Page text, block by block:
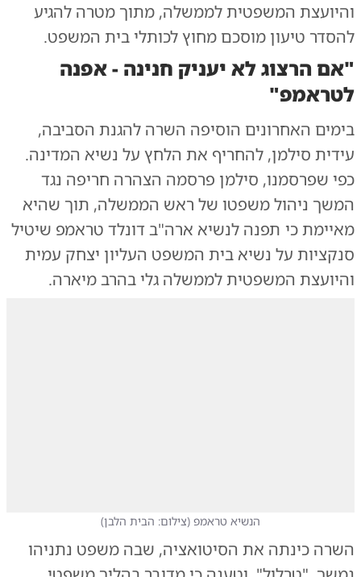
והיועצת המשפטית לממשלה, מתוך מטרה להגיע
להסדר טיעון מוסכם מחוץ לכותלי בית המשפט.
"אם הרצוג לא יעניק חנינה - אפנה
לטראמפ"
בימים האחרונים הוסיפה השרה להגנת הסביבה,
עידית סילמן, להחריף את הלחץ על נשיא המדינה.
כפי שפרסמנו, סילמן פרסמה הצהרה חריפה נגד
המשך ניהול משפטו של ראש הממשלה, תוך שהיא
מאיימת כי תפנה לנשיא ארה"ב דונלד טראמפ שיטיל
סנקציות על נשיא בית המשפט העליון יצחק עמית
והיועצת המשפטית לממשלה גלי בהרב מיארה.
הנשיא טראמפ (צילום: הבית הלבן)
השרה כינתה את הסיטואציה, שבה משפט נתניהו